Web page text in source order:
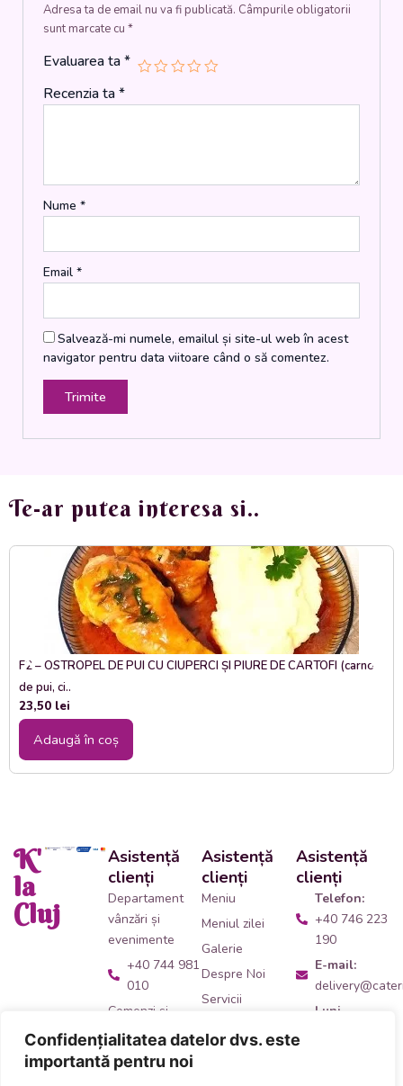
Confidențialitatea datelor dvs. este
importantă pentru noi
Adresa ta de email nu va fi publicată. Câmpurile obligatorii
sunt marcate cu *
Evaluarea ta*
Recenzia ta*
Nume *
Email *
Salvează-mi numele, emailul și site-ul web în acest
navigator pentru data viitoare când o să comentez.
Te-ar putea interesa si..
F2 – OSTROPEL DE PUI CU CIUPERCI ȘI PIURE DE CARTOFI (carne
de pui, ci..
23,50 lei
Adaugă în coș
K'
la
Cluj
Asistență
clienți
Departament
vânzări și
evenimente
+40 744 981
010
Comenzi și
livrări catering
+40 746 223
Asistență
clienți
Meniu
Meniul zilei
Galerie
Despre Noi
Servicii
Asistență
clienți
Telefon:
+40 746 223
190
E-mail:
Luni -